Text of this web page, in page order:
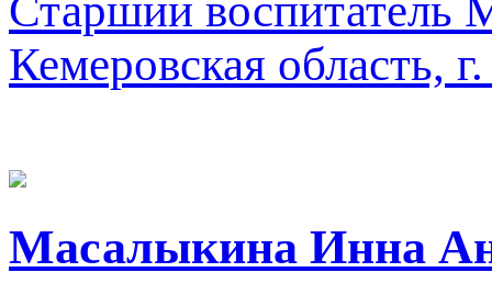
Старший воспитатель
Кемеровская область,
Масалыкина Инна